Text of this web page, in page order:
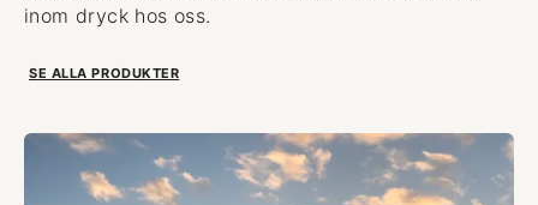
inom dryck hos oss.
SE ALLA PRODUKTER